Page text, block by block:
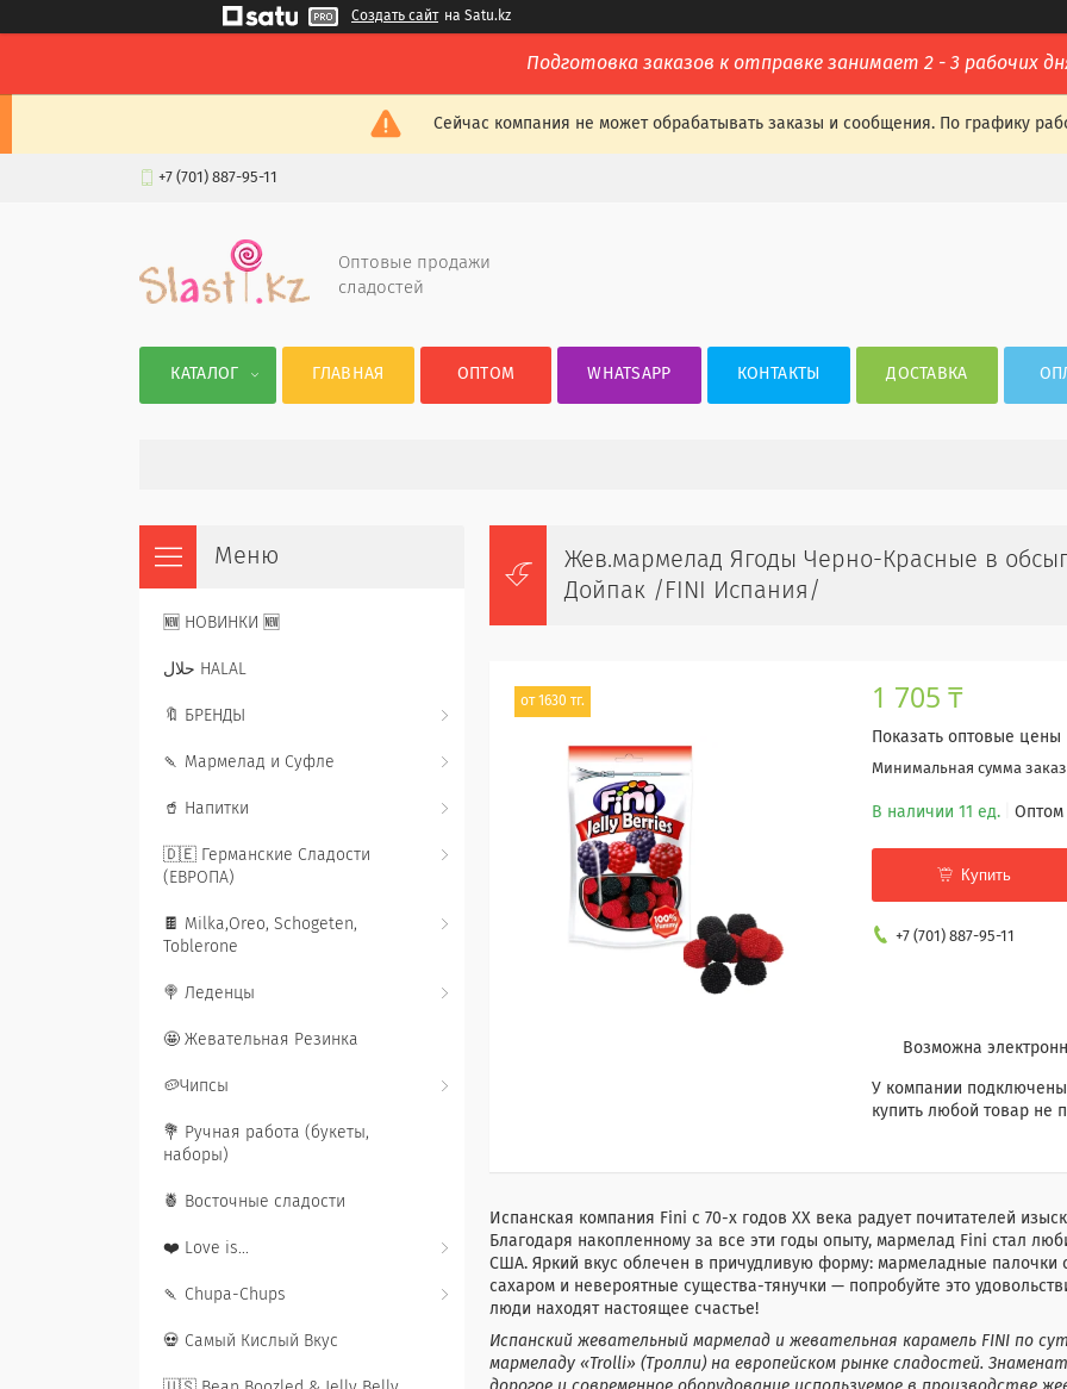
Создать сайт на Satu.kz
Подготовка заказов к отправке занимает 2 - 3 рабочих
Сейчас компания не может обрабатывать заказы и сообщения. По графику
+7 (701) 887-95-11
Оптовые продажи
сладостей
КАТАЛОГ ГЛАВНАЯ ОПТОМ WHATSAPP КОНТАКТЫ ДОСТАВКА
Жев.мармелад Ягоды Черно-Красные в
Дойпак /FINI Испания/
от 1630 тг. 1 705 ₸
Показать оптовые цены
Минимальная сумма
В наличии 11 ед. Оптом
Купить
+7 (701) 887-95-11
У компании
купить любой товар не
Испанская компания Fini с 70-х годов XX века радует почитателей
Благодаря накопленному за все эти годы опыту, мармелад Fini стал
США. Яркий вкус облечен в причудливую форму: мармеладные
сахаром и невероятные существа-тянучки — попробуйте это
люди находят настоящее счастье!
Испанский жевательный мармелад и жевательная карамель FINI по
мармеладу «Trolli» (Тролли) на европейском рынке сладостей.
🆕 НОВИНКИ 🆕
حلال HALAL
🔖 БРЕНДЫ
🍡 Мармелад и Суфле
🥤 Напитки
🇩🇪 Германские Сладости
(ЕВРОПА)
🍫 Milka,Oreo, Schogeten,
Toblerone
🍭 Леденцы
🤩 Жевательная Резинка
🥔Чипсы
💐 Ручная работа (букеты,
наборы)
🍍 Восточные сладости
❤️ Love is...
🍡 Chupa-Chups
💀 Самый Кислый Вкус